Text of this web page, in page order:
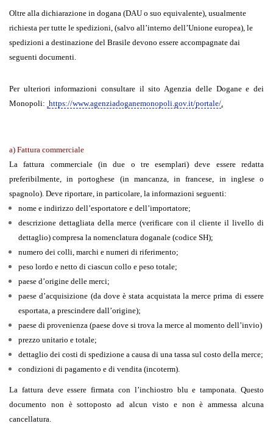
Oltre alla dichiarazione in dogana (DAU o suo equivalente), usualmente
richiesta per tutte le spedizioni, (salvo all’interno dell’Unione europea), le
spedizioni a destinazione del Brasile devono essere accompagnate dai
seguenti documenti.
Per ulteriori informazioni consultare il sito Agenzia delle Dogane e dei
Monopoli: https://www.agenziadoganemonopoli.gov.it/portale/.
a) Fattura commerciale
La fattura commerciale (in due o tre esemplari) deve essere redatta
preferibilmente, in portoghese (in mancanza, in francese, in inglese o
spagnolo). Deve riportare, in particolare, la informazioni seguenti:
nome e indirizzo dell’esportatore e dell’importatore;
descrizione dettagliata della merce (verificare con il cliente il livello di
dettaglio) compresa la nomenclatura doganale (codice SH);
numero dei colli, marchi e numeri di riferimento;
peso lordo e netto di ciascun collo e peso totale;
paese d’origine delle merci;
paese d’acquisizione (da dove è stata acquistata la merce prima di essere
esportata, a prescindere dall’origine);
paese di provenienza (paese dove si trova la merce al momento dell’invio)
prezzo unitario e totale;
dettaglio dei costi di spedizione a causa di una tassa sul costo della merce;
condizioni di pagamento e di vendita (incoterm).
La fattura deve essere firmata con l’inchiostro blu e tamponata. Questo
documento non è sottoposto ad alcun visto e non è ammessa alcuna
cancellatura.